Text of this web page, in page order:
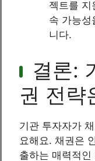
젝트를 지
속 가능성
니다.
결론:
권 전략
기관 투자자가
요해요. 채권은
출하는 매력적